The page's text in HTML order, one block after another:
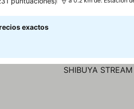
exactos